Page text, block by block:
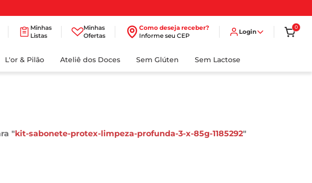
Minhas
Listas
Minhas
Ofertas
Como deseja receber?
Informe seu CEP
Login
0
L'or & Pilão Ateliê dos Doces Sem Glúten Sem Lactose
"kit-sabonete-protex-limpeza-profunda-3-x-85g-1185292"